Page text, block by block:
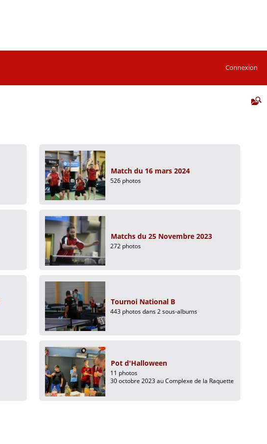
Connexion
Match du 16 mars 2024
526 photos
Matchs du 25 Novembre 2023
272 photos
Tournoi National B
443 photos dans 2 sous-albums
Pot d'Halloween
11 photos
30 octobre 2023 au Complexe de la Raquette